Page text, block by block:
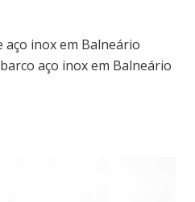
inox em Balneário
aço inox em Balneário